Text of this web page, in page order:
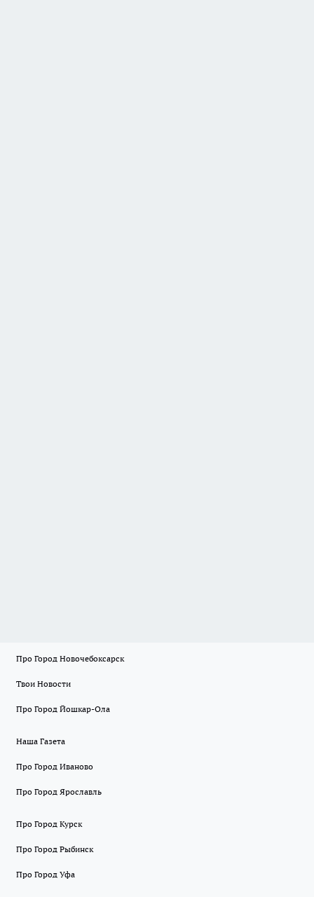
Про Город Новочебоксарск
Твои Новости
Про Город Йошкар-Ола
Наша Газета
Про Город Иваново
Про Город Ярославль
Про Город Курск
Про Город Рыбинск
Про Город Уфа